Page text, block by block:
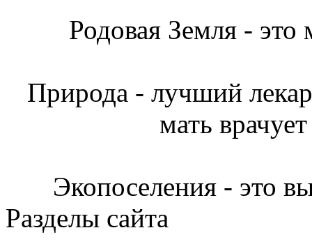
Родовая Земля - это
Природа - лучший
мать
Экопоселения - это
Разделы сайта